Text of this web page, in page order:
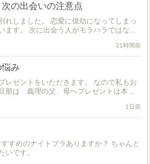
の出会いの注意点
れしました。 恋愛に億劫になってしまっ
ラではない
ことがある方…
21時間前
み
レゼントをいただきます。 なので私もお
那は 義理の父、母へプレゼントは本当
1日前
すめのナイトブラありますか？ ちゃんと
いです。